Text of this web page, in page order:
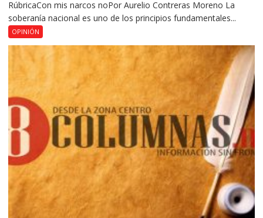
RúbricaCon mis narcos noPor Aurelio Contreras Moreno La
soberanía nacional es uno de los principios fundamentales...
OPINIÓN